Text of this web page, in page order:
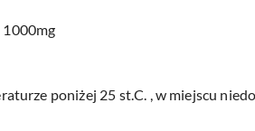
1000mg
poniżej 25 st.C. , w miejscu